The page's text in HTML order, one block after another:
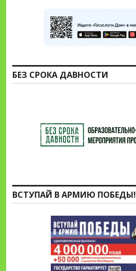
БЕЗ СРОКА ДАВНОСТИ
ВСТУПАЙ В АРМИЮ ПОБЕДЫ!